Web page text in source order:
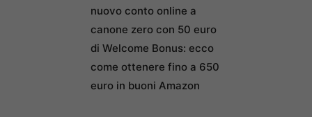
nuovo conto online a
canone zero con 50 euro
di Welcome Bonus: ecco
come ottenere fino a 650
euro in buoni Amazon